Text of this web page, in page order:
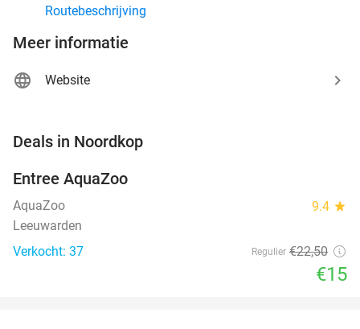
Routebeschrijving
Meer informatie
Website
Deals in Noordkop
TODAY
Entree AquaZoo
AquaZoo 9.4 star
Leeuwarden
Verkocht: 37
Regulier €22,50
€15